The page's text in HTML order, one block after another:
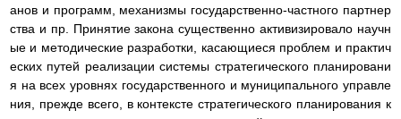
анов и программ, механизмы государственно-частного партнер
ства и пр. Принятие закона существенно активизировало научн
ые и методические разработки, касающиеся проблем и практич
еских путей реализации системы стратегического планировани
я на всех уровнях государственного и муниципального управле
ния, прежде всего, в контексте стратегического планирования к